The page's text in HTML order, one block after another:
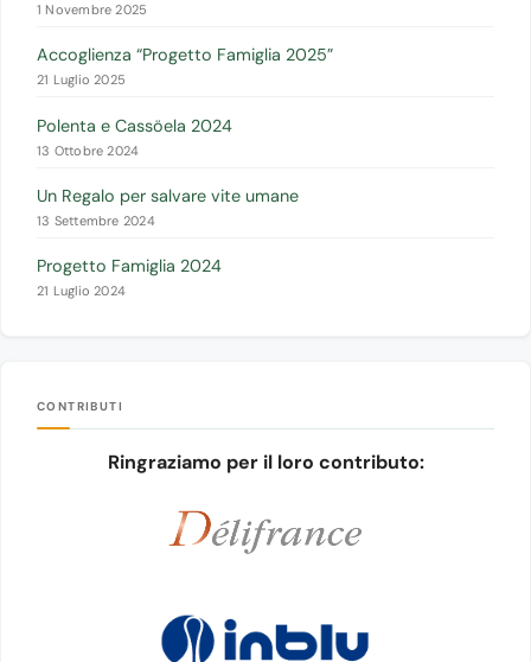
1 Novembre 2025
Accoglienza “Progetto Famiglia 2025”
21 Luglio 2025
Polenta e Cassöela 2024
13 Ottobre 2024
Un Regalo per salvare vite umane
13 Settembre 2024
Progetto Famiglia 2024
21 Luglio 2024
CONTRIBUTI
Ringraziamo per il loro contributo: